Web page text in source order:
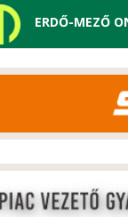
ERDŐ-MEZŐ